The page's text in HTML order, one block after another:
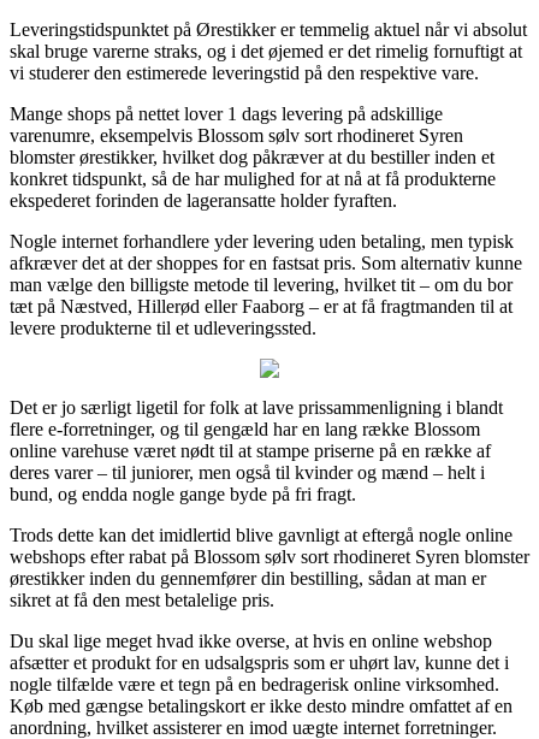
Leveringstidspunktet på Ørestikker er temmelig aktuel når vi absolut
skal bruge varerne straks, og i det øjemed er det rimelig fornuftigt at
vi studerer den estimerede leveringstid på den respektive vare.
Mange shops på nettet lover 1 dags levering på adskillige
varenumre, eksempelvis Blossom sølv sort rhodineret Syren
blomster ørestikker, hvilket dog påkræver at du bestiller inden et
konkret tidspunkt, så de har mulighed for at nå at få produkterne
ekspederet forinden de lageransatte holder fyraften.
Nogle internet forhandlere yder levering uden betaling, men typisk
afkræver det at der shoppes for en fastsat pris. Som alternativ kunne
man vælge den billigste metode til levering, hvilket tit – om du bor
tæt på Næstved, Hillerød eller Faaborg – er at få fragtmanden til at
levere produkterne til et udleveringssted.
Det er jo særligt ligetil for folk at lave prissammenligning i blandt
flere e-forretninger, og til gengæld har en lang række Blossom
online varehuse været nødt til at stampe priserne på en række af
deres varer – til juniorer, men også til kvinder og mænd – helt i
bund, og endda nogle gange byde på fri fragt.
Trods dette kan det imidlertid blive gavnligt at eftergå nogle online
webshops efter rabat på Blossom sølv sort rhodineret Syren blomster
ørestikker inden du gennemfører din bestilling, sådan at man er
sikret at få den mest betalelige pris.
Du skal lige meget hvad ikke overse, at hvis en online webshop
afsætter et produkt for en udsalgspris som er uhørt lav, kunne det i
nogle tilfælde være et tegn på en bedragerisk online virksomhed.
Køb med gængse betalingskort er ikke desto mindre omfattet af en
anordning, hvilket assisterer en imod uægte internet forretninger.